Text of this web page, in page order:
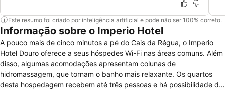
Este resumo foi criado por inteligência artificial e pode não ser 100% correto.
Informação sobre o Imperio Hotel
A pouco mais de cinco minutos a pé do Cais da Régua, o Imperio
Hotel Douro oferece a seus hóspedes Wi-Fi nas áreas comuns. Além
disso, algumas acomodações apresentam colunas de
hidromassagem, que tornam o banho mais relaxante. Os quartos
desta hospedagem recebem até três pessoas e há possibilidade de